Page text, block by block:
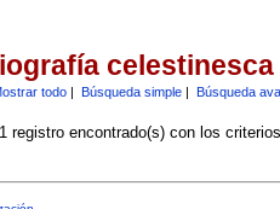
celestinesca
todo| Búsqueda simple| Búsqueda
registro encontrado(s) con los